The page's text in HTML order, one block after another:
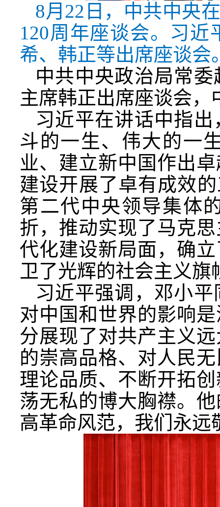
8月22日，中共中央
120周年座谈会。习
希、韩正等出席座谈会
中共中央政治局常
主席韩正出席座谈会
习近平在讲话中指
斗的一生、伟大的一
业、建立新中国作出
建设开展了卓有成效
第二代中央领导集体
折，推动实现了马克
代化建设新局面，确
卫了光辉的社会主义
习近平强调，邓小
对中国和世界的影响
分展现了对共产主义
的崇高品格、对人民
理论品质、不断开拓
荡无私的博大胸襟。
高革命风范，我们永远